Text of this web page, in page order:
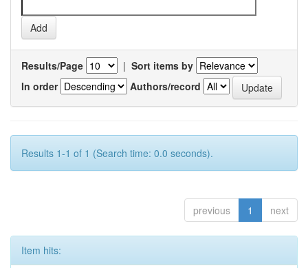
Results/Page | Sort items by
In order
Authors/record
Results 1-1 of 1 (Search time: 0.0 seconds).
previous 1 next
Item hits: